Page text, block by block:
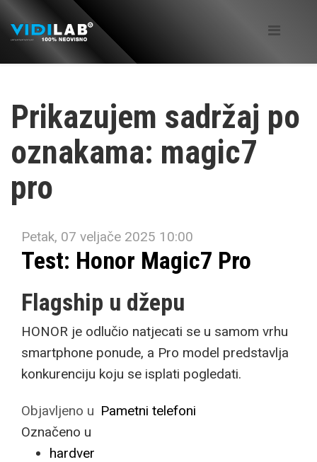
Prikazujem sadržaj po
oznakama: magic7
pro
Petak, 07 veljače 2025 10:00
Test: Honor Magic7 Pro
Flagship u džepu
HONOR je odlučio natjecati se u samom vrhu
smartphone ponude, a Pro model predstavlja
konkurenciju koju se isplati pogledati.
Objavljeno u Pametni telefoni
Označeno u
hardver